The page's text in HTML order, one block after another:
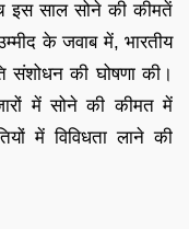
इस साल सोने की कीमतें
के जवाब में, भारतीय
संशोधन की घोषणा की।
में सोने की कीमत में
में विविधता लाने की